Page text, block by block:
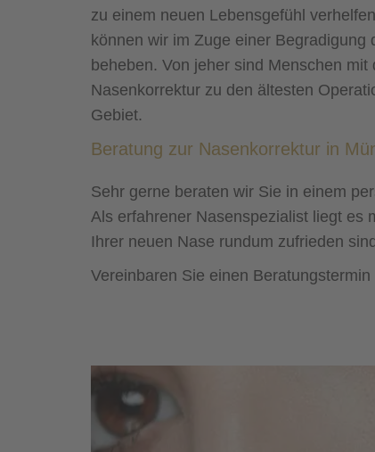
zu einem neuen Lebensgefühl
können wir im Zuge einer
beheben. Von jeher sind Menschen
Nasenkorrektur zu den ältesten
Gebiet.
Beratung zur Nasenkorrektur in
Sehr gerne beraten wir Sie in einem
Als erfahrener Nasenspezialist liegt es
Ihrer neuen Nase rundum zufrieden
Vereinbaren Sie einen